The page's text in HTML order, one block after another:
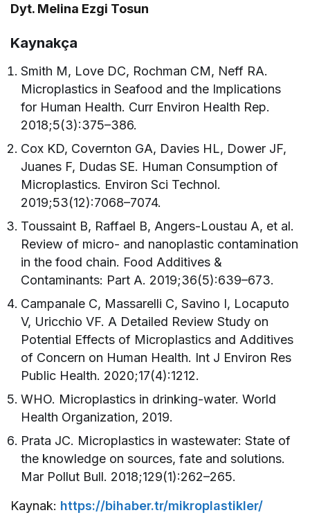
Dyt. Melina Ezgi Tosun
Kaynakça
Smith M, Love DC, Rochman CM, Neff RA.
Microplastics in Seafood and the Implications
for Human Health. Curr Environ Health Rep.
2018;5(3):375–386.
Cox KD, Covernton GA, Davies HL, Dower JF,
Juanes F, Dudas SE. Human Consumption of
Microplastics. Environ Sci Technol.
2019;53(12):7068–7074.
Toussaint B, Raffael B, Angers-Loustau A, et al.
Review of micro- and nanoplastic contamination
in the food chain. Food Additives &
Contaminants: Part A. 2019;36(5):639–673.
Campanale C, Massarelli C, Savino I, Locaputo
V, Uricchio VF. A Detailed Review Study on
Potential Effects of Microplastics and Additives
of Concern on Human Health. Int J Environ Res
Public Health. 2020;17(4):1212.
WHO. Microplastics in drinking-water. World
Health Organization, 2019.
Prata JC. Microplastics in wastewater: State of
the knowledge on sources, fate and solutions.
Mar Pollut Bull. 2018;129(1):262–265.
Kaynak: https://bihaber.tr/mikroplastikler/